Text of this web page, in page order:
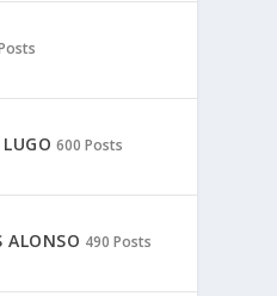
600 Posts
ALONSO 490 Posts